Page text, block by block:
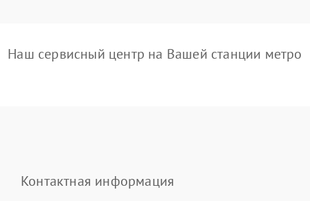
Наш сервисный центр на Вашей станции метро
Контактная информация